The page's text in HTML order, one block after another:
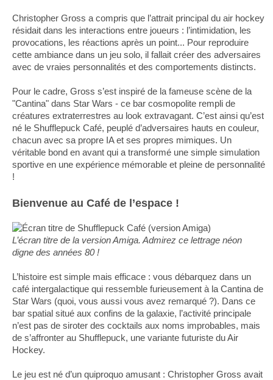
Christopher Gross a compris que l’attrait principal du air hockey
résidait dans les interactions entre joueurs : l’intimidation, les
provocations, les réactions après un point... Pour reproduire
cette ambiance dans un jeu solo, il fallait créer des adversaires
avec de vraies personnalités et des comportements distincts.
Pour le cadre, Gross s’est inspiré de la fameuse scène de la
"Cantina" dans Star Wars - ce bar cosmopolite rempli de
créatures extraterrestres au look extravagant. C’est ainsi qu’est
né le Shufflepuck Café, peuplé d’adversaires hauts en couleur,
chacun avec sa propre IA et ses propres mimiques. Un
véritable bond en avant qui a transformé une simple simulation
sportive en une expérience mémorable et pleine de personnalité
!
Bienvenue au Café de l’espace !
L’écran titre de la version Amiga. Admirez ce lettrage néon
digne des années 80 !
L’histoire est simple mais efficace : vous débarquez dans un
café intergalactique qui ressemble furieusement à la Cantina de
Star Wars (quoi, vous aussi vous avez remarqué ?). Dans ce
bar spatial situé aux confins de la galaxie, l’activité principale
n’est pas de siroter des cocktails aux noms improbables, mais
de s’affronter au Shufflepuck, une variante futuriste du Air
Hockey.
Le jeu est né d’un quiproquo amusant : Christopher Gross avait